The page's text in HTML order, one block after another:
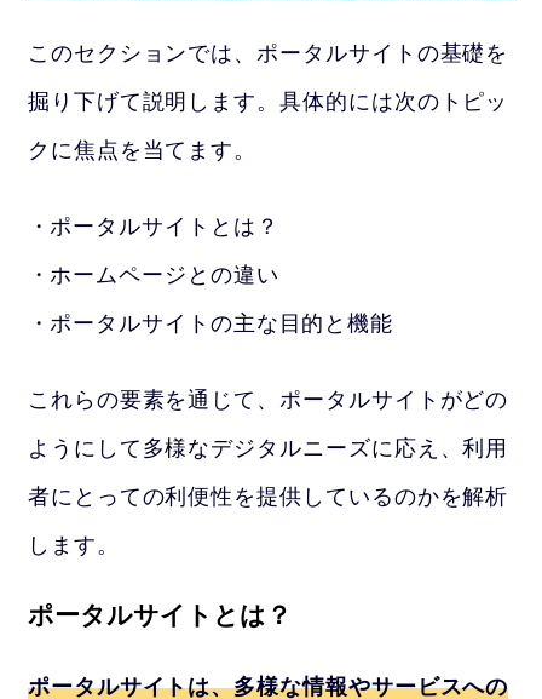
このセクションでは、ポータルサイトの基礎を
掘り下げて説明します。具体的には次のトピッ
クに焦点を当てます。
ポータルサイトとは？
ホームページとの違い
ポータルサイトの主な目的と機能
これらの要素を通じて、ポータルサイトがどの
ようにして多様なデジタルニーズに応え、利用
者にとっての利便性を提供しているのかを解析
します。
ポータルサイトとは？
ポータルサイトは、多様な情報やサービスへの